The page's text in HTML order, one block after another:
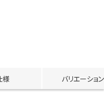
様 バリエーション